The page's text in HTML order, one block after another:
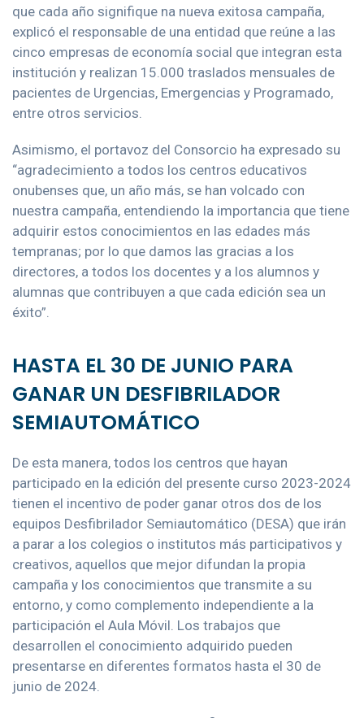
que cada año signifique na nueva exitosa campaña,
explicó el responsable de una entidad que reúne a las
cinco empresas de economía social que integran esta
institución y realizan 15.000 traslados mensuales de
pacientes de Urgencias, Emergencias y Programado,
entre otros servicios.
Asimismo, el portavoz del Consorcio ha expresado su
“agradecimiento a todos los centros educativos
onubenses que, un año más, se han volcado con
nuestra campaña, entendiendo la importancia que tiene
adquirir estos conocimientos en las edades más
tempranas; por lo que damos las gracias a los
directores, a todos los docentes y a los alumnos y
alumnas que contribuyen a que cada edición sea un
éxito”.
HASTA EL 30 DE JUNIO PARA
GANAR UN DESFIBRILADOR
SEMIAUTOMÁTICO
De esta manera, todos los centros que hayan
participado en la edición del presente curso 2023-2024
tienen el incentivo de poder ganar otros dos de los
equipos Desfibrilador Semiautomático (DESA) que irán
a parar a los colegios o institutos más participativos y
creativos, aquellos que mejor difundan la propia
campaña y los conocimientos que transmite a su
entorno, y como complemento independiente a la
participación el Aula Móvil. Los trabajos que
desarrollen el conocimiento adquirido pueden
presentarse en diferentes formatos hasta el 30 de
junio de 2024.